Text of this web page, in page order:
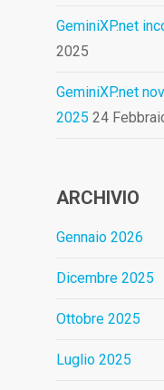
GeminiXP.net
2025
GeminiXP.net
2025 24
ARCHIVIO
Gennaio 2026
Dicembre 2025
Ottobre 2025
Luglio 2025